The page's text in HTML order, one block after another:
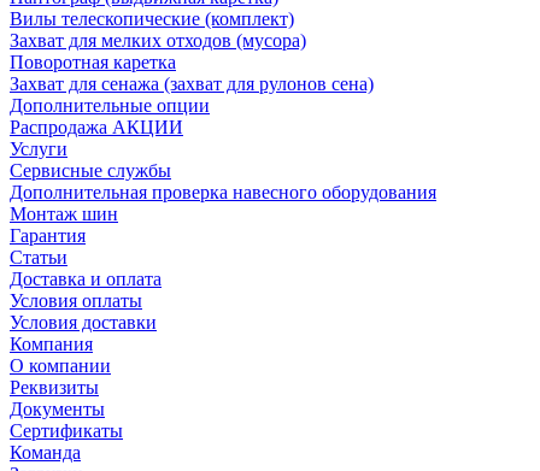
Вилы телескопические (комплект)
Захват для мелких отходов (мусора)
Поворотная каретка
Захват для сенажа (захват для рулонов сена)
Дополнительные опции
Распродажа АКЦИИ
Услуги
Сервисные службы
Дополнительная проверка навесного оборудования
Монтаж шин
Гарантия
Статьи
Доставка и оплата
Условия оплаты
Условия доставки
Компания
О компании
Реквизиты
Документы
Сертификаты
Команда